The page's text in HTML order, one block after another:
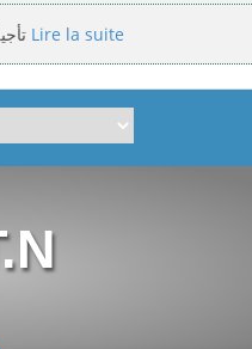
Lire la suite
Lire la suite
إعلانعن